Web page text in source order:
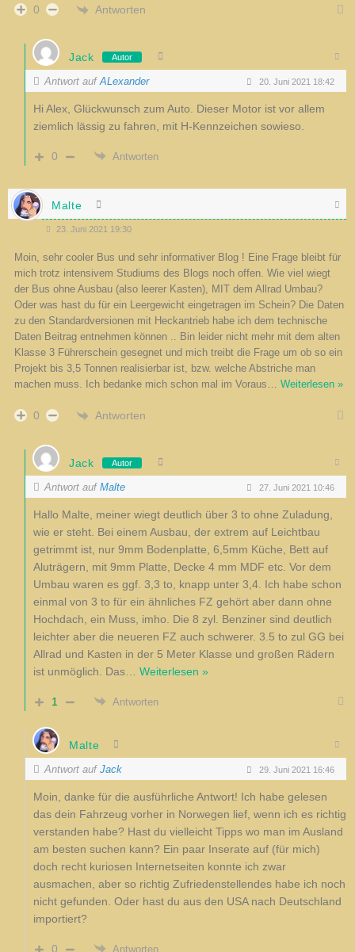
0 Antworten
Jack Autor
Antwort auf ALexander 20. Juni 2021 18:42
Hi Alex, Glückwunsch zum Auto. Dieser Motor ist vor allem
ziemlich lässig zu fahren, mit H-Kennzeichen sowieso.
0 Antworten
Malte
23. Juni 2021 19:30
Moin, sehr cooler Bus und sehr informativer Blog ! Eine Frage bleibt für
mich trotz intensivem Studiums des Blogs noch offen. Wie viel wiegt
der Bus ohne Ausbau (also leerer Kasten), MIT dem Allrad Umbau?
Oder was hast du für ein Leergewicht eingetragen im Schein? Die Daten
zu den Standardversionen mit Heckantrieb habe ich dem technische
Daten Beitrag entnehmen können .. Bin leider nicht mehr mit dem alten
Klasse 3 Führerschein gesegnet und mich treibt die Frage um ob so ein
Projekt bis 3,5 Tonnen realisierbar ist, bzw. welche Abstriche man
machen muss. Ich bedanke mich schon mal im Voraus… Weiterlesen »
0 Antworten
Jack Autor
Antwort auf Malte 27. Juni 2021 10:46
Hallo Malte, meiner wiegt deutlich über 3 to ohne Zuladung,
wie er steht. Bei einem Ausbau, der extrem auf Leichtbau
getrimmt ist, nur 9mm Bodenplatte, 6,5mm Küche, Bett auf
Aluträgern, mit 9mm Platte, Decke 4 mm MDF etc. Vor dem
Umbau waren es ggf. 3,3 to, knapp unter 3,4. Ich habe schon
einmal von 3 to für ein ähnliches FZ gehört aber dann ohne
Hochdach, ein Muss, imho. Die 8 zyl. Benziner sind deutlich
leichter aber die neueren FZ auch schwerer. 3.5 to zul GG bei
Allrad und Kasten in der 5 Meter Klasse und großen Rädern
ist unmöglich. Das
Weiterlesen »
1 Antworten
Malte
Antwort auf Jack 29. Juni 2021 16:46
Moin, danke für die ausführliche Antwort! Ich habe gelesen
das dein Fahrzeug vorher in Norwegen lief, wenn ich es richtig
verstanden habe? Hast du vielleicht Tipps wo man im Ausland
am besten suchen kann? Ein paar Inserate auf (für mich)
doch recht kuriosen Internetseiten konnte ich zwar
ausmachen, aber so richtig Zufriedenstellendes habe ich noch
nicht gefunden. Oder hast du aus den USA nach Deutschland
importiert?
0 Antworten